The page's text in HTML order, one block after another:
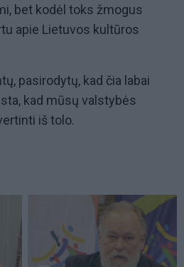
bet kodėl toks žmogus
apie Lietuvos kultūros
pasirodytų, kad čia labai
kad mūsų valstybės
iš tolo.